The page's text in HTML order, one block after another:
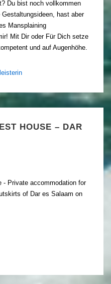
Du bist noch vollkommen
hast aber
Mansplaining
Mit Dir oder Für Dich setze
und auf Augenhöhe.
HOUSE – DAR
- Private accommodation for
of Dar es Salaam on